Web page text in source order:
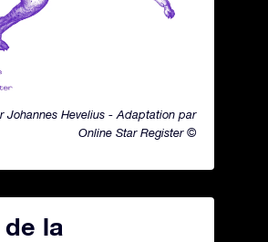
Johannes Hevelius - Adaptation par
Online Star Register ©
la